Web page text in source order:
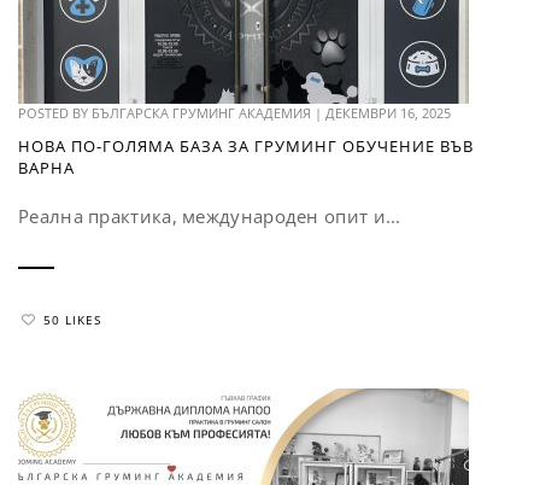
POSTED BY БЪЛГАРСКА ГРУМИНГ АКАДЕМИЯ | ДЕКЕМВРИ 16, 2025
НОВА ПО-ГОЛЯМА БАЗА ЗА ГРУМИНГ ОБУЧЕНИЕ ВЪВ
ВАРНА
Реална практика, международен опит и...
50 LIKES